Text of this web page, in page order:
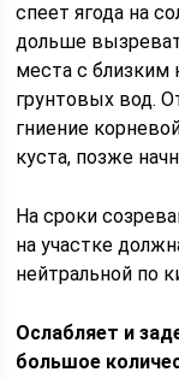
спеет ягода на
дольше
места с близким
грунтовых вод.
гниение
куста, позже
На сроки
на участке
нейтральной по
Ослабляет и
большое